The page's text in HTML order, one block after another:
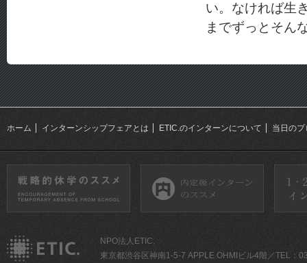
い。なければ生
までずっとそん
ホーム インターンシップフェアとは ETIC.のインターンについて 当日の
NPO法人ETIC.
東京都渋谷区神南1-5-7 APPLE OHMIビル4階／TEL：